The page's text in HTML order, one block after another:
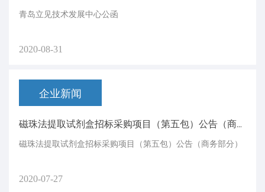
青岛立见技术发展中心公函
2020-08-31
企业新闻
磁珠法提取试剂盒招标采购项目（第五包）公告（商务部分）
磁珠法提取试剂盒招标采购项目（第五包）公告（商务部分）
2020-07-27